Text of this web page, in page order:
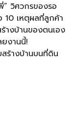
” วิศวกรของรอ
10 เหตุผลที่ลูกค้า
างบ้านของตนเอง
ยงานนี้!
ร้างบ้านบนที่ดิน